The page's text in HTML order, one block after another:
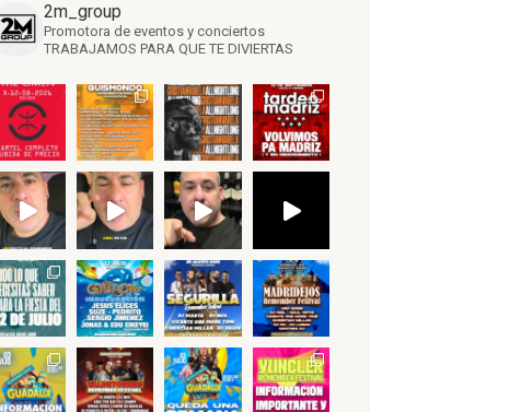
2m_group
Promotora de eventos y conciertos
TRABAJAMOS PARA QUE TE DIVIERTAS